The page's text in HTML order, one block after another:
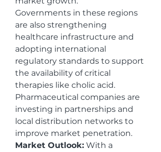
Governments in these regions
are also strengthening
healthcare infrastructure and
adopting international
regulatory standards to support
the availability of critical
therapies like cholic acid.
Pharmaceutical companies are
investing in partnerships and
local distribution networks to
improve market penetration.
Market Outlook: With a